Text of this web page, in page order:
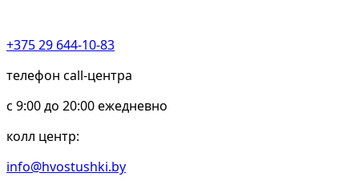
+375 29 644-10-83
телефон call-центра
c 9:00 до 20:00 ежедневно
колл центр:
info@hvostushki.by